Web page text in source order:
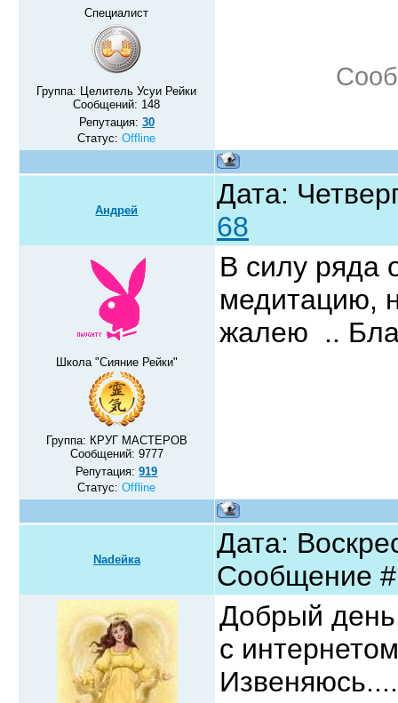
Специалист
Группа: Целитель Усуи Рейки
Сообщений: 148
Репутация: 30
Статус:Offline
Андрей
Дата:
68
Школа "Сияние Рейки"
Группа: КРУГ МАСТЕРОВ
Сообщений: 9777
Репутация:919
Статус:Offline
В силу ряда
медитацию,
жалею ..
Nadeйка
Дата:
Сообщение
Добрый
с